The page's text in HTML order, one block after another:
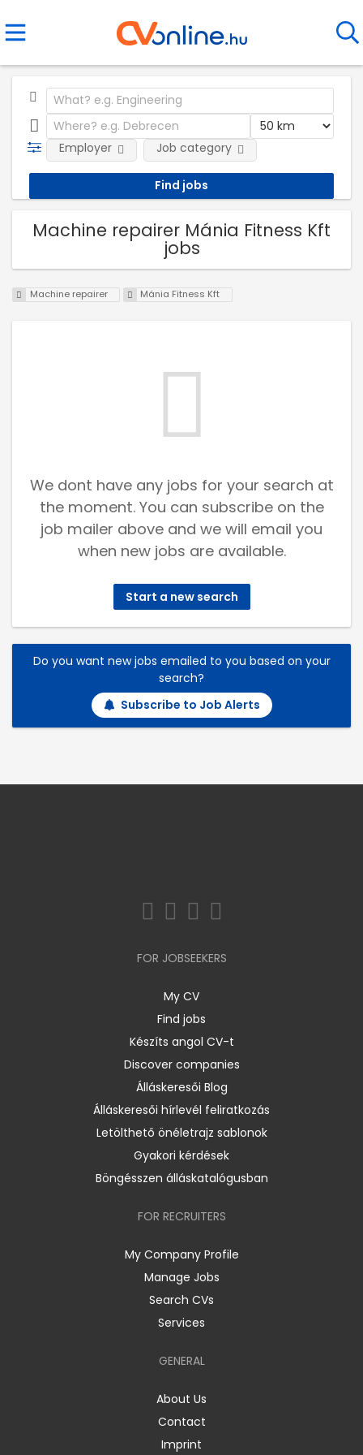
Employer Job category
Machine repairer Mánia Fitness Kft
jobs
Machine repairer Mánia Fitness Kft
We dont have any jobs for your search at
the moment. You can subscribe on the
job mailer above and we will email you
when new jobs are available.
Start a new search
Do you want new jobs emailed to you based on your
search?
Subscribe to Job Alerts
FOR JOBSEEKERS
My CV
Find jobs
Készíts angol CV-t
Discover companies
Álláskeresői Blog
Álláskeresői hírlevél feliratkozás
Letölthető önéletrajz sablonok
Gyakori kérdések
Böngésszen álláskatalógusban
FOR RECRUITERS
My Company Profile
Manage Jobs
Search CVs
Services
GENERAL
About Us
Contact
Imprint